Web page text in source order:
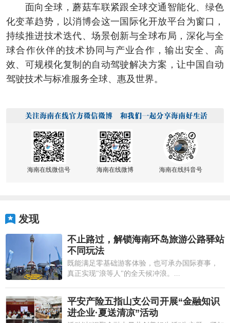
面向全球，蘑菇车联紧跟全球交通智能化、绿色
化变革趋势，以消博会这一国际化开放平台为窗口，
持续推进技术迭代、场景创新与全球布局，深化与全
球合作伙伴的技术协同与产业合作，输出安全、高
效、可规模化复制的自动驾驶解决方案，让中国自动
驾驶技术与标准服务全球、惠及世界。
海南在线微信号 海南在线微博 海南在线抖音号
发现
不止路过，解锁海南环岛旅游公路驿站
不同玩法
既能满足零基础游客体验，也可承办国际赛事，
真正实现"浪等人"的全天候冲浪。...
平安产险五指山支公司开展“金融知识
进企业·夏送清凉”活动